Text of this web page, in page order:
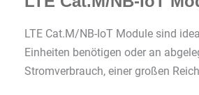
LTE Cat.M/NB-IoT Module sind
Einheiten benötigen oder an
Stromverbrauch, einer großen